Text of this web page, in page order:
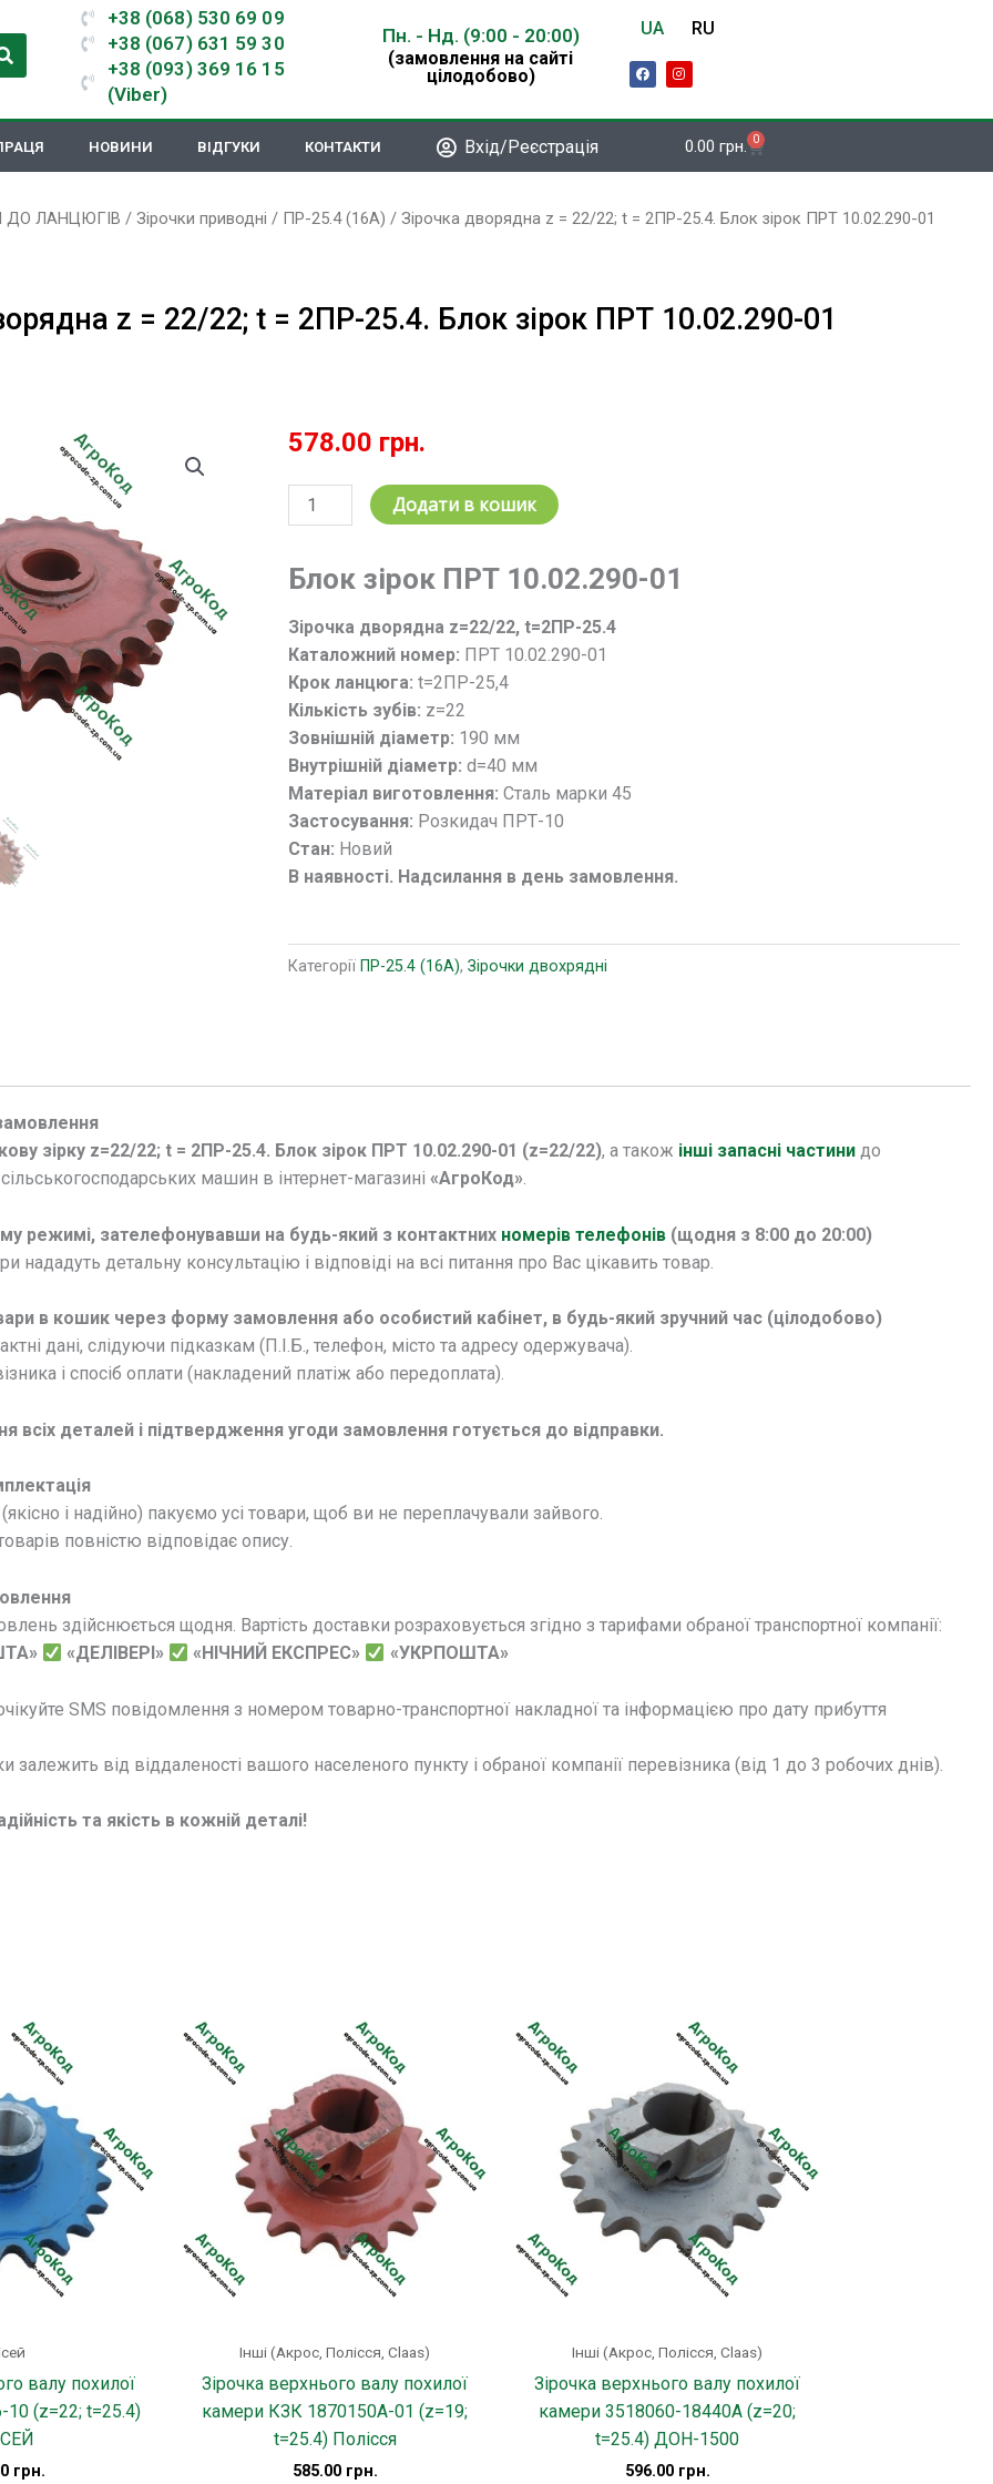
+38 (068) 530 69 09
+38 (067) 631 59 30
+38 (093) 369 16 15
(Viber)
Пн. - Нд. (9:00 - 20:00)
(замовлення на сайті
цілодобово)
UA RU
F
a
b
I
n
a
m
НОВИНИ ВІДГУКИ КОНТАКТИ Вхід/Реєстрація 0.00 грн. 0
Кошик
ДО ЛАНЦЮГІВ / Зірочки приводні / ПР-25.4 (16A) / Зірочка дворядна z = 22/22; t = 2ПР-25.4. Блок зірок ПРТ 10.02.290-01
z = 22/22; t = 2ПР-25.4. Блок зірок ПРТ 10.02.290-01
578.00 грн.
Зірочка
дворядна
=
t
=
2ПР-25.4.
Блок
зірок
ПРТ
10.02.290-
01
(z=22/22)
кількість
Додати в кошик
Блок зірок ПРТ 10.02.290-01
Зірочка дворядна z=22/22, t=2ПР-25.4
Каталожний номер: ПРТ 10.02.290-01
Крок ланцюга:t=2ПР-25,4
Кількість зубів: z=22
Зовнішній діаметр: 190 мм
Внутрішній діаметр:d=40 мм
Матеріал виготовлення:Сталь марки 45
Застосування: Розкидач ПРТ-10
Стан: Новий
В наявності. Надсилання в день замовлення.
Категорії ПР-25.4 (16A),Зірочки двохрядні
зірку z=22/22; t = 2ПР-25.4. Блок зірок ПРТ 10.02.290-01 (z=22/22), а також інші запасні частинидо
машин в інтернет-магазині «АгроКод».
режимі, зателефонувавши на будь-який з контактних номерів телефонів(щодня з 8:00 до 20:00)
нададуть детальну консультацію і відповіді на всі питання про Вас цікавить товар.
в кошик через форму замовлення або особистий кабінет, в будь-який зручний час (цілодобово)
дані, слідуючи підказкам (П.І.Б., телефон, місто та адресу одержувача).
і спосіб оплати (накладений платіж або передоплата).
всіх деталей і підтвердження угоди замовлення готується до відправки.
і надійно) пакуємо усі товари, щоб ви не переплачували зайвого.
повністю відповідає опису.
здійснюється щодня. Вартість доставки розраховується згідно з тарифами обраної транспортної компанії:
«ДЕЛІВЕРІ» «НІЧНИЙ ЕКСПРЕС» «УКРПОШТА»
SMS повідомлення з номером товарно-транспортної накладної та інформацією про дату прибуття
залежить від віддаленості вашого населеного пункту і обраної компанії перевізника (від 1 до 3 робочих днів).
та якість в кожній деталі!
валу похилої
(z=22; t=25.4)
грн.
Інші (Акрос, Полісся, Claas)
Зірочка верхнього валу похилої
камери КЗК 1870150А-01 (z=19;
t=25.4) Полісся
585.00 грн.
Інші (Акрос, Полісся, Claas)
Зірочка верхнього валу похилої
камери 3518060-18440А (z=20;
t=25.4) ДОН-1500
596.00 грн.